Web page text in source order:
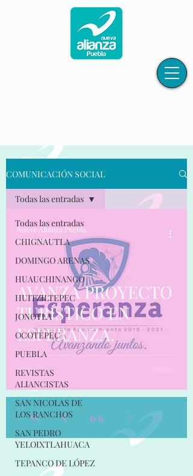
COMUNICACIÓN SOCIAL
Todas las entradas
CHIGNAUTLA
DOMINGO ARENAS
HUAUCHINANGO
HUITZILTEPEC
JONOTLA
OCOTEPEC
PUEBLA
REVISTAS
ALIANCISTAS
SAN NICOLAS DE
LOS RANCHOS
SAN PEDRO
YELOIXTLAHUACA
TEPANCO DE LÓPEZ
Todas las entradas
AVANZA PROYECTO
TURÍSTICO EN
ESPERANZA.
Nueva Alianza Puebla
19 ago 2020
6/6